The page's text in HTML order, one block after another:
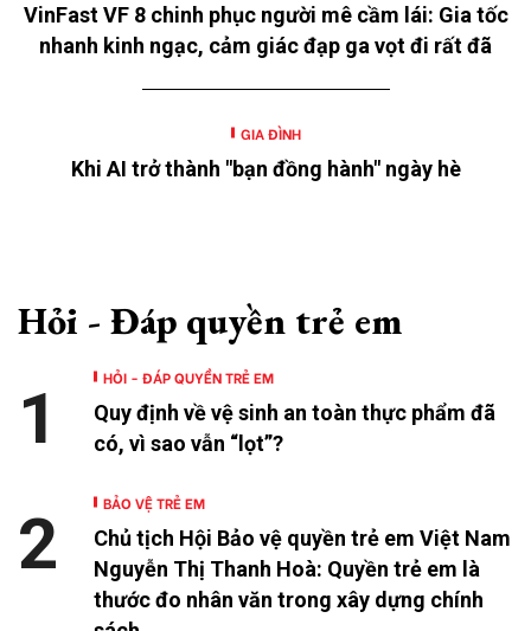
VinFast VF 8 chinh phục người mê cầm lái: Gia tốc
nhanh kinh ngạc, cảm giác đạp ga vọt đi rất đã
GIA ĐÌNH
Khi AI trở thành "bạn đồng hành" ngày hè
Hỏi - Đáp quyền trẻ em
HỎI - ĐÁP QUYỀN TRẺ EM
Quy định về vệ sinh an toàn thực phẩm đã
có, vì sao vẫn “lọt”?
1
BẢO VỆ TRẺ EM
Chủ tịch Hội Bảo vệ quyền trẻ em Việt Nam
Nguyễn Thị Thanh Hoà: Quyền trẻ em là
thước đo nhân văn trong xây dựng chính
2